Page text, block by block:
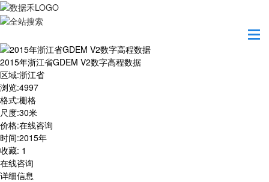
2015年浙江省GDEM V2数字高程数据
区域:浙江省
浏览:4997
格式:栅格
尺度:30米
价格:在线咨询
时间:2015年
收藏: 1
在线咨询
详细信息